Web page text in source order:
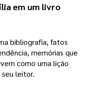
em um livro
bibliografia, fatos
memórias que
como uma lição
leitor.